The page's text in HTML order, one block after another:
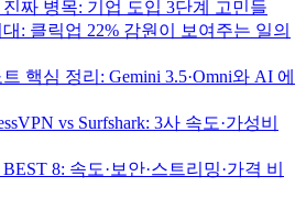
짜 병목: 기업 도입 3단계 고민들
: 클릭업 22% 감원이 보여주는 일의
핵심 정리: Gemini 3.5·Omni와 AI 에
vs Surfshark: 3사 속도·가성비
8: 속도·보안·스트리밍·가격 비